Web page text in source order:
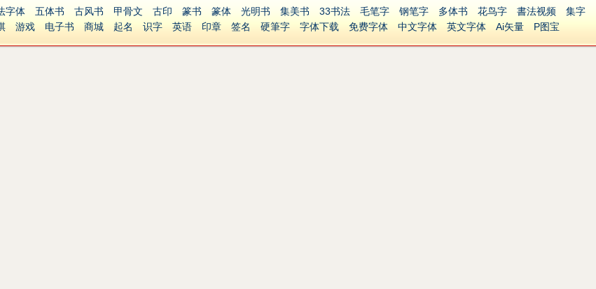
字体 五体书 古风书 甲骨文 古印 篆书 篆体 光明书 集美书 33书法 毛笔字 钢笔字 多体书 花鸟字 書法视频
集字
游戏 电子书 商城 起名 识字 英语 印章 签名 硬筆字 字体下载 免费字体 中文字体 英文字体 Ai矢量
P图宝